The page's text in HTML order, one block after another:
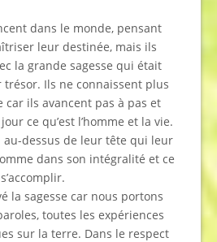
dans le monde, pensant
leur destinée, mais ils
la grande sagesse qui était
Ils ne connaissent plus
car ils avancent pas à pas et
ce qu’est l’homme et la vie.
au-dessus de leur tête qui leur
dans son intégralité et ce
la sagesse car nous portons
toutes les expériences
sur la terre. Dans le respect